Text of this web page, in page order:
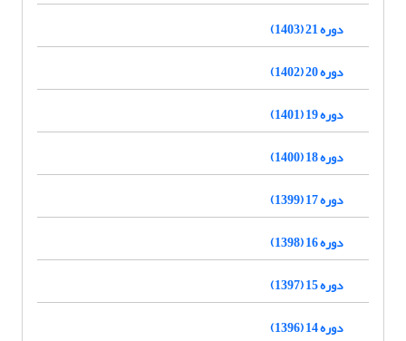
دوره 21 (1403)
دوره 20 (1402)
دوره 19 (1401)
دوره 18 (1400)
دوره 17 (1399)
دوره 16 (1398)
دوره 15 (1397)
دوره 14 (1396)